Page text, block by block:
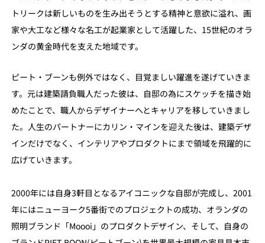
トリークは新しいものを生み出そうとする精神と意欲に溢れ、画
家や大工など様々な名工が起業家として活躍した、15世紀のオラ
ンダの黄金時代を支えた地域です。
ピート・ブーンも例外ではなく、目覚ましい躍進を遂げていきま
す。元は建築請負職人だった彼は、自邸の為にスケッチを描き始
めたことで、職人からデザイナーへとキャリアを移していきまし
た。人生のパートナーにカリン・マインを迎えた後は、建築デザ
インだけでなく、インテリアやプロダクトにまで領域を飛躍的に
広げていきます。
2000年には自身3軒目となるアイコニックな自邸が完成し、2001
年にはニューヨーク5番街でのプロジェクトの成功、オランダの
照明ブランド「Moooi」のプロダクトデザイン、そして、自身の